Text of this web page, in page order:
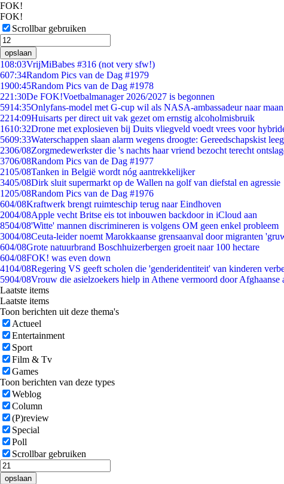
FOK!
FOK!
Scrollbar gebruiken
opslaan
108:03VrijMiBabes #316 (not very sfw!)
607:34Random Pics van de Dag #1979
1900:45Random Pics van de Dag #1978
221:30De FOK!Voetbalmanager 2026/2027 is begonnen
5914:35Onlyfans-model met G-cup wil als NASA-ambassadeur naar maan
2214:09Huisarts per direct uit vak gezet om ernstig alcoholmisbruik
1610:32Drone met explosieven bij Duits vliegveld voedt vrees voor
5609:33Waterschappen slaan alarm wegens droogte: Gereedschapskist leeg
2306/08Zorgmedewerkster die 's nachts haar vriend bezocht terecht
3706/08Random Pics van de Dag #1977
2105/08Tanken in België wordt nóg aantrekkelijker
3405/08Dirk sluit supermarkt op de Wallen na golf van diefstal en agressie
1205/08Random Pics van de Dag #1976
604/08Kraftwerk brengt ruimteschip terug naar Eindhoven
2004/08Apple vecht Britse eis tot inbouwen backdoor in iCloud aan
8504/08'Witte' mannen discrimineren is volgens OM geen enkel probleem
3004/08Ceuta-leider noemt Marokkaanse grensaanval door migranten
604/08Grote natuurbrand Boschhuizerbergen groeit naar 100 hectare
604/08FOK! was even down
4104/08Regering VS geeft scholen die 'genderidentiteit' van kinderen
5904/08Vrouw die asielzoekers hielp in Athene vermoord door Afghaanse
Laatste items
Laatste items
Toon berichten uit deze thema's
Actueel
Entertainment
Sport
Film & Tv
Games
Toon berichten van deze types
Weblog
Column
(P)review
Special
Poll
Scrollbar gebruiken
opslaan